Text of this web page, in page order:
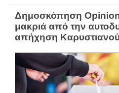
Δημοσκόπηση
μακριά από την
απήχηση